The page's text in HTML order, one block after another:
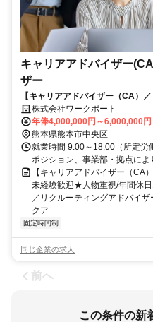
キャリアアドバイザー
ザー
【キャリアアドバイザー（CA）
験歓迎★人物重視/年間休日123日
株式会社ワークポート
年俸4,000,000円～6,000,000円
熊本県熊本市中央区
就業時間 9:00～18:00（所定
ポジション、事業部・拠点によ
【キャリアアドバイザー（CA
未経験歓迎★人物重視/年間休日
／リクルーティングアドバイ
クア...
固定時間制
同じ企業の求人
前へ
この条件の新